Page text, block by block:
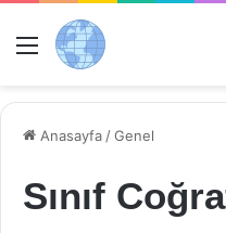
Menü
Anasayfa /Genel
Sınıf